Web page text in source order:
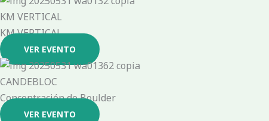
KM VERTICAL
KM VERTICAL
VER EVENTO
CANDEBLOC
Concentración de Boulder
VER EVENTO